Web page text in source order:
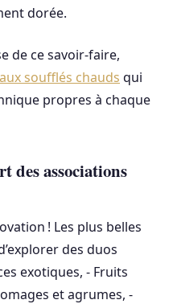
dorée.
de ce savoir-faire,
soufflés chauds qui
propres à chaque
des associations
! Les plus belles
des duos
exotiques, - Fruits
et agrumes, -